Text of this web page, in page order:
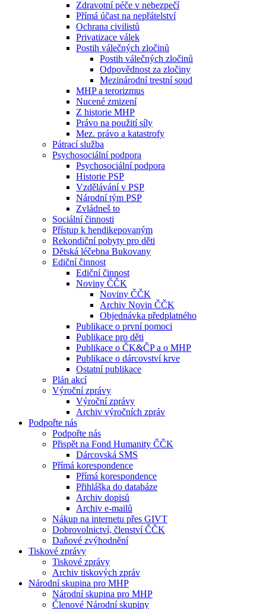
Zdravotní péče v nebezpečí
Přímá účast na nepřátelství
Ochrana civilistů
Privatizace válek
Postih válečných zločinů
Postih válečných zločinů
Odpovědnost za zločiny
Mezinárodní trestní soud
MHP a terorizmus
Nucené zmizení
Z historie MHP
Právo na použití síly
Mez. právo a katastrofy
Pátrací služba
Psychosociální podpora
Psychosociální podpora
Historie PSP
Vzdělávání v PSP
Národní tým PSP
Zvládneš to
Sociální činnosti
Přístup k hendikepovaným
Rekondiční pobyty pro děti
Dětská léčebna Bukovany
Ediční činnost
Ediční činnost
Noviny ČČK
Noviny ČČK
Archiv Novin ČČK
Objednávka předplatného
Publikace o první pomoci
Publikace pro děti
Publikace o ČK&ČP a o MHP
Publikace o dárcovství krve
Ostatní publikace
Plán akcí
Výroční zprávy
Výroční zprávy
Archiv výročních zpráv
Podpořte nás
Podpořte nás
Přispět na Fond Humanity ČČK
Dárcovská SMS
Přímá korespondence
Přímá korespondence
Přihláška do databáze
Archiv dopisů
Archiv e-mailů
Nákup na internetu přes GIVT
Dobrovolnictví, členství ČČK
Daňové zvýhodnění
Tiskové zprávy
Tiskové zprávy
Archiv tiskových zpráv
Národní skupina pro MHP
Národní skupina pro MHP
Členové Národní skupiny